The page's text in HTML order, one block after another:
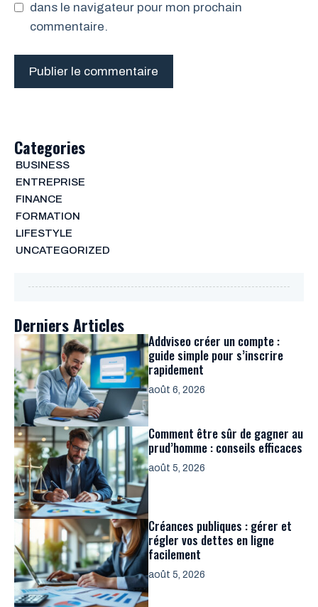
dans le navigateur pour mon prochain
commentaire.
Categories
BUSINESS
ENTREPRISE
FINANCE
FORMATION
LIFESTYLE
UNCATEGORIZED
Derniers Articles
Addviseo créer un compte :
guide simple pour s’inscrire
rapidement
août 6, 2026
Comment être sûr de gagner au
prud’homme : conseils efficaces
août 5, 2026
Créances publiques : gérer et
régler vos dettes en ligne
facilement
août 5, 2026